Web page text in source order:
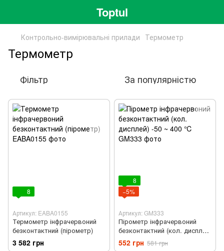
Toptul
Контрольно-вимірювальні прилади Термометр
Термометр
Фільтр За популярністю
8
Артикул: EABA0155
Термометр інфрачервоний
безконтактний (пірометр)
3 582 грн
8
−5%
Артикул: GM333
Пірометр інфрачервоний
безконтактний (кол. дисплей)
-50 ~ 400 ℃
552 грн 581 грн